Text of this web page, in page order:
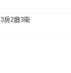
3房2廳3衛